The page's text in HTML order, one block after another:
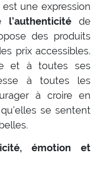
est une expression
l’authenticité de
des produits
prix accessibles.
et à toutes ses
à toutes les
à croire en
se sentent
émotion et